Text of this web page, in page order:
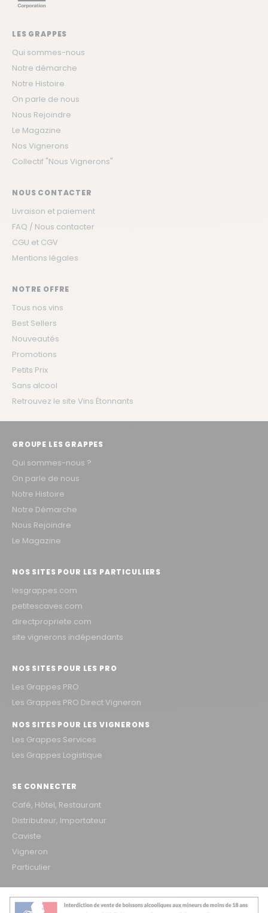
LES GRAPPES
Qui sommes-nous
Notre démarche
Notre Histoire
On parle de nous
Nous Rejoindre
Le Magazine
Nos Vignerons
Collectif "Nous Vignerons"
NOUS CONTACTER
Livraison et paiement
FAQ / Nous contacter
CGU et CGV
Mentions légales
NOTRE OFFRE
Tous nos vins
Best Sellers
Nouveautés
Promotions
Petits Prix
Sans alcool
Retrouvez le site Vins Étonnants
GROUPE LES GRAPPES
Qui sommes-nous ?
On parle de nous
Notre Histoire
Notre Démarche
Nous Rejoindre
Le Magazine
NOS SITES POUR LES PARTICULIERS
lesgrappes.com
petitescaves.com
directpropriete.com
site vignerons indépendants
NOS SITES POUR LES PRO
Les Grappes PRO
Les Grappes PRO Direct Vigneron
NOS SITES POUR LES VIGNERONS
Les Grappes Services
Les Grappes Logistique
SE CONNECTER
Café, Hôtel, Restaurant
Distributeur, Importateur
Caviste
Vigneron
Particulier